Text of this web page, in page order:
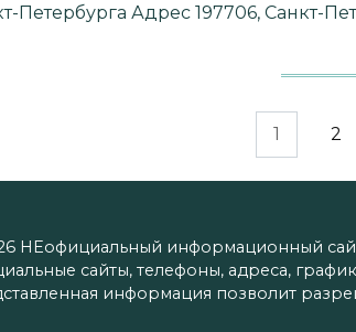
Петербурга Адрес 197706, Санкт-
1 2
НЕофициальный информационный
сайты, телефоны, адреса,
информация позволит